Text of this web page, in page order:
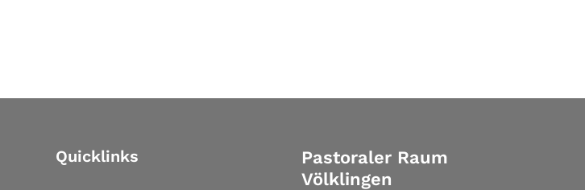
Quicklinks
Pastoraler Raum
Völklingen